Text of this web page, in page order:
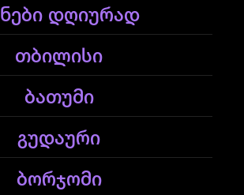
დღიურად
თბილისი
ბათუმი
გუდაური
ბორჯომი